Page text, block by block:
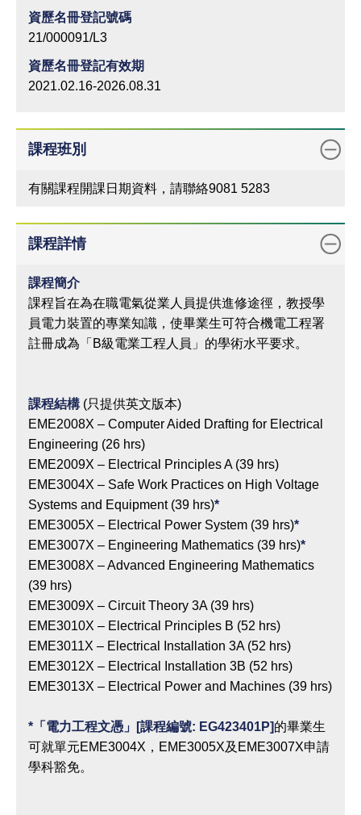
資歷名冊登記號碼
21/000091/L3
資歷名冊登記有效期
2021.02.16-2026.08.31
課程班別
有關課程開課日期資料，請聯絡9081 5283
課程詳情
課程簡介
課程旨在為在職電氣從業人員提供進修途徑，教授學
員電力裝置的專業知識，使畢業生可符合機電工程署
註冊成為「B級電業工程人員」的學術水平要求。
課程結構 (只提供英文版本)
EME2008X – Computer Aided Drafting for Electrical
Engineering (26 hrs)
EME2009X – Electrical Principles A (39 hrs)
EME3004X – Safe Work Practices on High Voltage
Systems and Equipment (39 hrs)*
EME3005X – Electrical Power System (39 hrs)*
EME3007X – Engineering Mathematics (39 hrs)*
EME3008X – Advanced Engineering Mathematics
(39 hrs)
EME3009X – Circuit Theory 3A (39 hrs)
EME3010X – Electrical Principles B (52 hrs)
EME3011X – Electrical Installation 3A (52 hrs)
EME3012X – Electrical Installation 3B (52 hrs)
EME3013X – Electrical Power and Machines (39 hrs)
* 「電力工程文憑」[課程編號: EG423401P]的畢業生
可就單元EME3004X，EME3005X及EME3007X申請
學科豁免。